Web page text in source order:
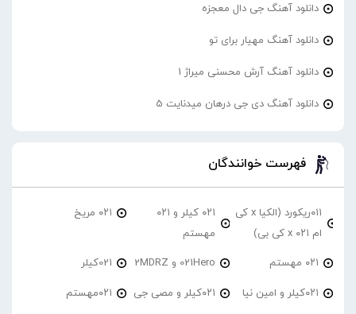
دانلود آهنگ جی دال معجزه
دانلود آهنگ مهیار برای تو
دانلود آهنگ آرش محسنی میراژ 1
دانلود آهنگ دی جی درهان میدنایت 5
فهرست خوانندگان
۰۱۱ریکورد (الکیا x کی
ام ۰۲۱ x کی بی)
۰۲۱ کیلر و ۰۲۱
مهستم
۰۲۱ مریخ
۰۲۱ مهستم 021Hero و 2MDRZ 021کیلر
۰۲۱کیلر و امین نیا ۰۲۱کیلر و مصی جی ۰۲۱مهستم